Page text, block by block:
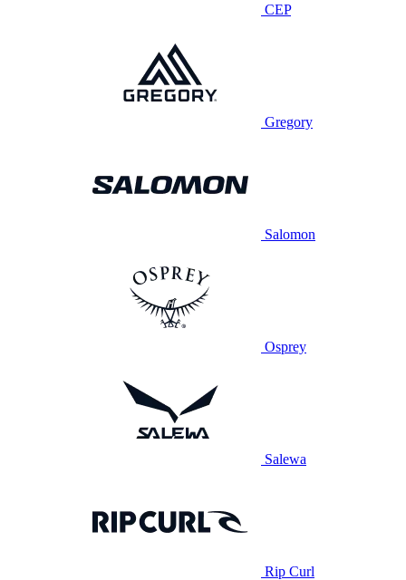
CEP
Gregory
Salomon
Osprey
Salewa
Rip Curl